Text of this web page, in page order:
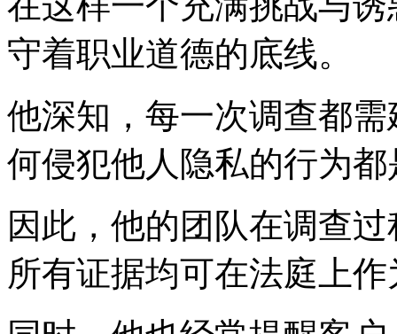
守着职业道德的底线。
他深知，每一次调查都
何侵犯他人隐私的行为
因此，他的团队在调查
所有证据均可在法庭上